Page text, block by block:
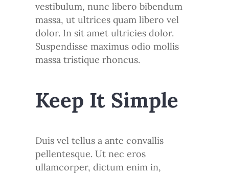
vestibulum, nunc libero bibendum
massa, ut ultrices quam libero vel
dolor. In sit amet ultricies dolor.
Suspendisse maximus odio mollis
massa tristique rhoncus.
Keep It Simple
Duis vel tellus a ante convallis
pellentesque. Ut nec eros
ullamcorper, dictum enim in,